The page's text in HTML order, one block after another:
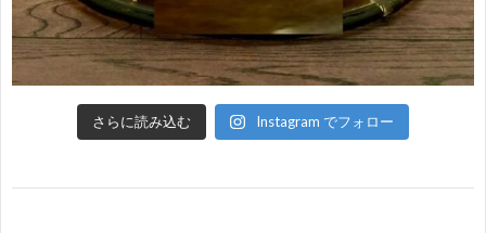
さらに読み込む Instagram でフォロー